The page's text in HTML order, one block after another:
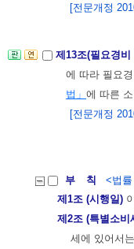
[전문개정
제13조(필요경
에 따라 필요
법」 에 따른
[전문개정
부 칙
<법
제1조 (시행일)
제2조 (특별소비
세에 있어서